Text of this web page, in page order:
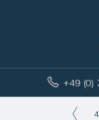
+49 (0)
4